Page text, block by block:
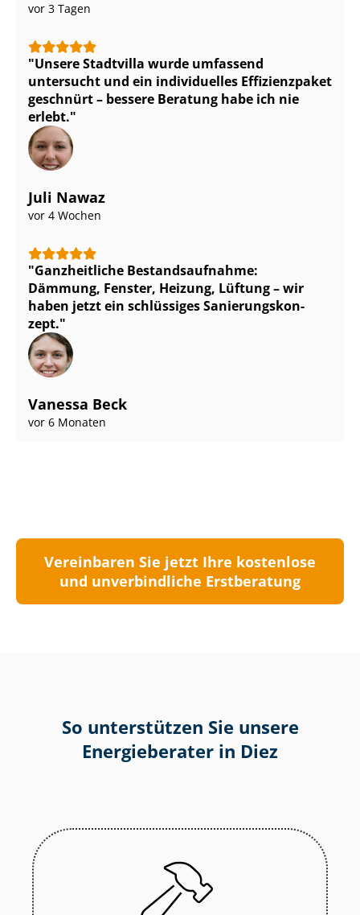
vor 3 Tagen
Unsere Stadtvilla wurde umfassend
untersucht und ein individuelles Effizienzpaket
geschnürt – bessere Beratung habe ich nie
erlebt.
Juli Nawaz
vor 4 Wochen
Ganzheitliche Be­stands­auf­nah­me:
Dämmung, Fenster, Heizung, Lüftung – wir
haben jetzt ein schlüssiges Sa­nie­rungs­kon­
zept.
Vanessa Beck
vor 6 Monaten
Vereinbaren Sie jetzt Ihre kostenlose
und unverbindliche Erstberatung
So unterstützen Sie unsere
Energieberater in Diez